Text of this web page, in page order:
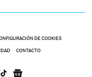
DE COOKIES
CONTACTO